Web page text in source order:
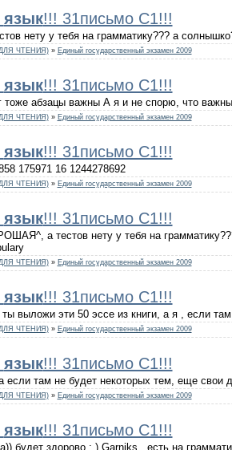
язык!!! 31письмо С1!!!
нету у тебя на грамматику??? а
ЧТЕНИЯ) » Единый государственный экзамен 2009
язык!!! 31письмо С1!!!
тоже абзацы важны А я и не спорю, что важны
ЧТЕНИЯ) » Единый государственный экзамен 2009
язык!!! 31письмо С1!!!
175971 16 1244278692
ЧТЕНИЯ) » Единый государственный экзамен 2009
язык!!! 31письмо С1!!!
а тестов нету у тебя на
ЧТЕНИЯ) » Единый государственный экзамен 2009
язык!!! 31письмо С1!!!
выложи эти 50 эссе из книги, а я , если
ЧТЕНИЯ) » Единый государственный экзамен 2009
язык!!! 31письмо С1!!!
если там не будет некоторых тем, еще свои
ЧТЕНИЯ) » Единый государственный экзамен 2009
язык!!! 31письмо С1!!!
будет здорово ; ) Garniks , есть на